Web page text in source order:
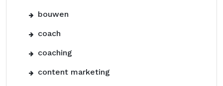
bouwen
coach
coaching
content marketing